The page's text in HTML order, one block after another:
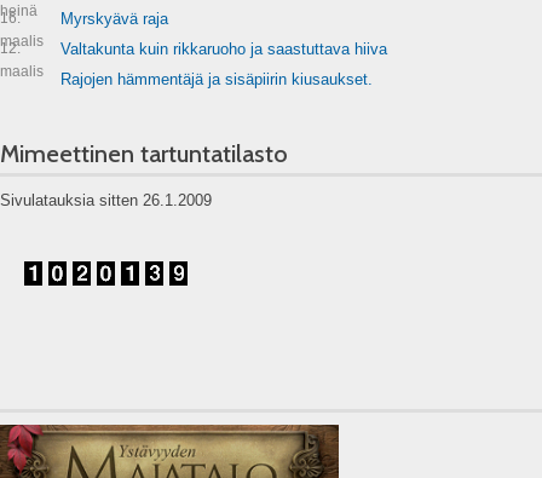
heinä
16.
maalis
Myrskyävä raja
12.
maalis
Valtakunta kuin rikkaruoho ja saastuttava hiiva
Rajojen hämmentäjä ja sisäpiirin kiusaukset.
Mimeettinen tartuntatilasto
Sivulatauksia sitten 26.1.2009